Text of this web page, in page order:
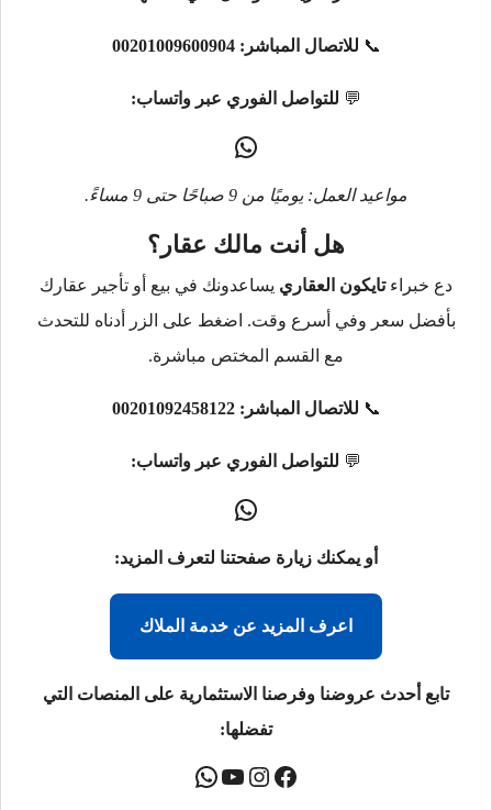
📞 للاتصال المباشر: 00201009600904
💬 للتواصل الفوري عبر واتساب:
مواعيد العمل: يوميًا من 9 صباحًا حتى 9 مساءً.
هل أنت مالك عقار؟
دع خبراءتايكون العقاري يساعدونك في بيع أو تأجير عقارك
بأفضل سعر وفي أسرع وقت. اضغط على الزر أدناه للتحدث
مع القسم المختص مباشرة.
📞 للاتصال المباشر: 00201092458122
💬 للتواصل الفوري عبر واتساب:
أو يمكنك زيارة صفحتنا لتعرف المزيد:
اعرف المزيد عن خدمة الملاك
تابع أحدث عروضنا وفرصنا الاستثمارية على المنصات التي
تفضلها: